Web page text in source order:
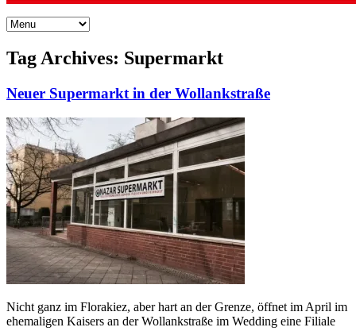
Tag Archives: Supermarkt
Neuer Supermarkt in der Wollankstraße
Nicht ganz im Florakiez, aber hart an der Grenze, öffnet im April im
ehemaligen Kaisers an der Wollankstraße im Wedding eine Filiale